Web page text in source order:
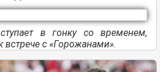
в гонку со временем,
с «Горожанами».